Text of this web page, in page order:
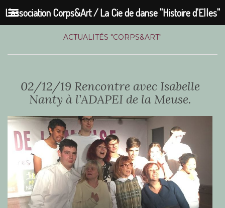
ACTUALITÉS "CORPS&ART"
02/12/19 Rencontre avec Isabelle
Nanty à l’ADAPEI de la Meuse.
L'association Corps&Art / La Cie de danse "Histoire d'Elles"